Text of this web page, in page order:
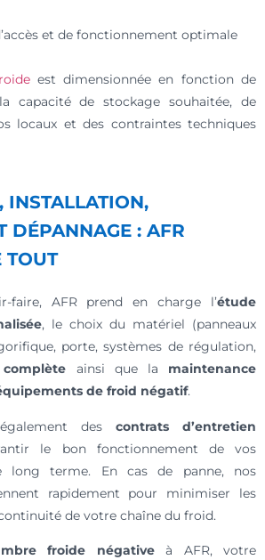
et de fonctionnement optimale
est dimensionnée en fonction de
capacité de stockage souhaitée, de
locaux et des contraintes techniques
INSTALLATION,
DÉPANNAGE : AFR
TOUT
faire, AFR prend en charge l’étude
, le choix du matériel (panneaux
porte, systèmes de régulation,
ainsi que la maintenance
de froid négatif.
des contrats d’entretien
le bon fonctionnement de vos
long terme. En cas de panne, nos
rapidement pour minimiser les
de votre chaîne du froid.
froide négativeà AFR, votre